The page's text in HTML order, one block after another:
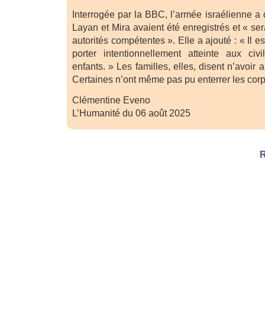
Interrogée par la BBC, l’armée israélienne
Layan et Mira avaient été enregistrés et «
autorités compétentes ». Elle a ajouté : « Il
porter intentionnellement atteinte aux
enfants. » Les familles, elles, disent n’avoir
Certaines n’ont même pas pu enterrer les
Clémentine Eveno
L’Humanité du 06 août 2025